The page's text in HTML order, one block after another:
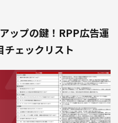
ップの鍵！RPP広告運
ェックリスト